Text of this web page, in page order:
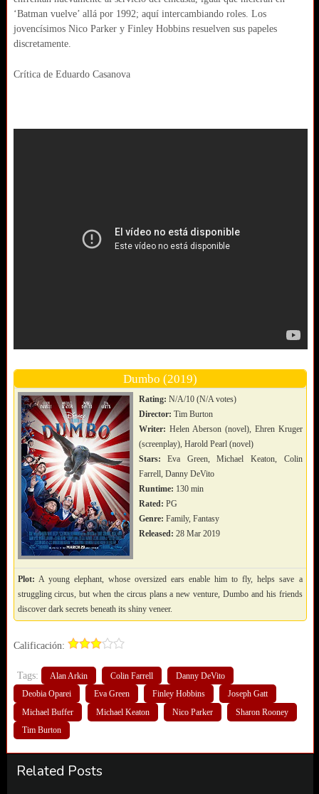
‘Batman vuelve’ allá por 1992; aquí intercambiando roles. Los
jovencísimos Nico Parker y Finley Hobbins resuelven sus papeles
discretamente.
Crítica de Eduardo Casanova
Dumbo (2019)
Rating: N/A/10 (N/A votes)
Director: Tim Burton
Writer: Helen Aberson (novel), Ehren Kruger
(screenplay), Harold Pearl (novel)
Stars: Eva Green, Michael Keaton, Colin
Farrell, Danny DeVito
Runtime: 130 min
Rated: PG
Genre: Family, Fantasy
Released: 28 Mar 2019
Plot: A young elephant, whose oversized ears enable him to fly, helps save a
struggling circus, but when the circus plans a new venture, Dumbo and his friends
discover dark secrets beneath its shiny veneer.
Calificación:
Tags: Alan Arkin Colin Farrell
Danny DeVito
Deobia Oparei
Eva Green Finley Hobbins
Joseph Gatt
Michael Buffer
Michael Keaton Nico Parker
Sharon Rooney
Tim Burton
Related Posts